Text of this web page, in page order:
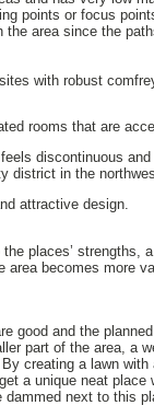
points or focus
area since the
with robust
rooms that are
discontinuous
in the
attractive design.
places’ strengths,
becomes more
and the
part of the area, a
creating a lawn
a unique neat
next to this